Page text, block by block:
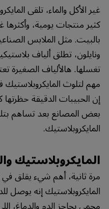
غير الأكل والماء، تلقى
كثير منتجات يومية، وأكثرها
بالبيت. مثل الملابس
ونايلون، تطلق ألياف
تغسلها. هالألياف الصغيرة
مهم لتلوث المايكروبلاستيك
إن الحبيبات الدقيقة حظرتها
بعض المصانع بعد تساهم
المايكروبلاستيك.
المايكروبلاستيك
مرة ثانية، أهم شيء يقلق
المايكروبلاستيك إنه يوصل